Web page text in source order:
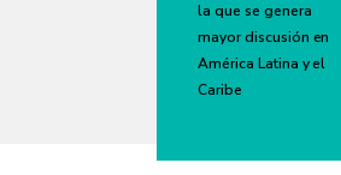
la que se genera
mayor discusión en
América Latina y el
Caribe